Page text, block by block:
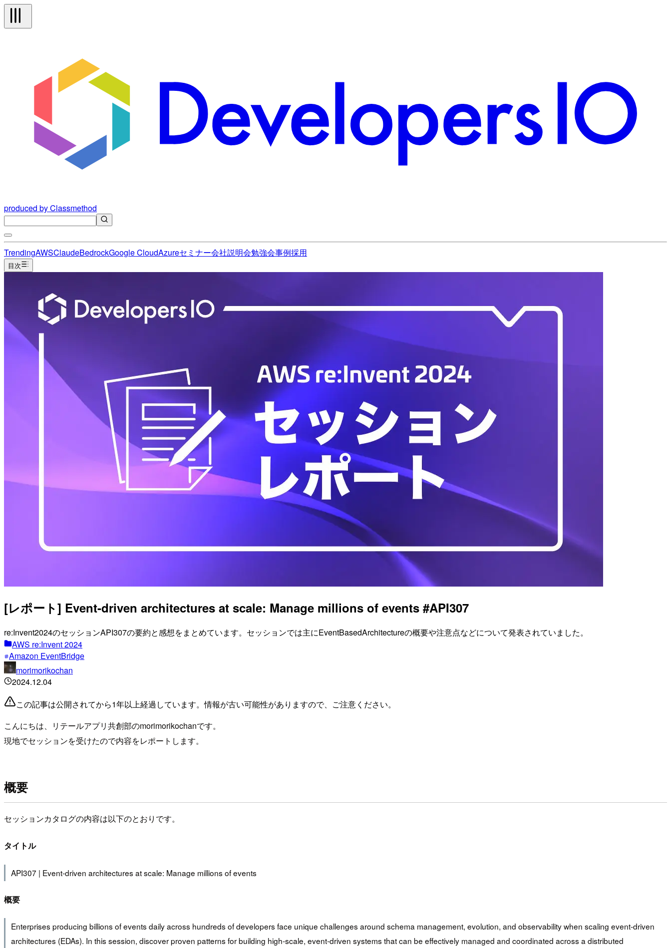
produced by Classmethod
TrendingAWSClaudeBedrockGoogle CloudAzureセミナー会社説明会勉強会事例採用
目次
[レポート] Event-driven architectures at scale: Manage millions of events #API307
re:Invent2024のセッションAPI307の要約と感想をまとめています。セッションでは主にEventBasedArchitectureの概要や注意点などについて発表されていました。
AWS re:Invent 2024
Amazon EventBridge
morimorikochan
2024.12.04
この記事は公開されてから1年以上経過しています。情報が古い可能性がありますので、ご注意ください。
こんにちは、リテールアプリ共創部のmorimorikochanです。
現地でセッションを受けたので内容をレポートします。
概要
セッションカタログの内容は以下のとおりです。
タイトル
API307 | Event-driven architectures at scale: Manage millions of events
概要
Enterprises producing billions of events daily across hundreds of developers face unique challenges around schema management, evolution, and observability when scaling event-driven
architectures (EDAs). In this session, discover proven patterns for building high-scale, event-driven systems that can be effectively managed and coordinated across a distributed